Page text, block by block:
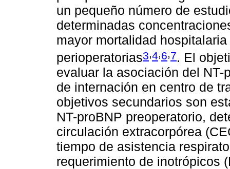
un pequeño número de
determinadas
mayor mortalidad
perioperatorias3 4 6 7. El
evaluar la asociación del
de internación en centro de
objetivos secundarios son
NT-proBNP preoperatorio,
circulación extracorpórea
tiempo de asistencia
requerimiento de inotrópicos